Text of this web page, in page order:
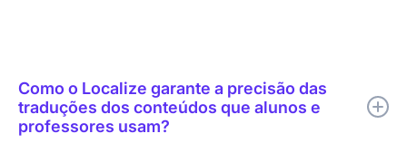
trabalho de localização.
Como o Localize garante a precisão das
traduções dos conteúdos que alunos e
professores usam?